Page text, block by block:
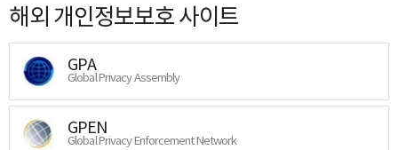
해외 개인정보보호 사이트
GPA
Global Privacy Assembly
GPEN
Global Privacy Enforcement Network